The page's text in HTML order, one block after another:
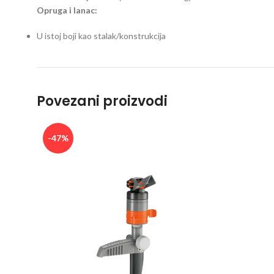
Opruga i lanac:
U istoj boji kao stalak/konstrukcija
Povezani proizvodi
-47%